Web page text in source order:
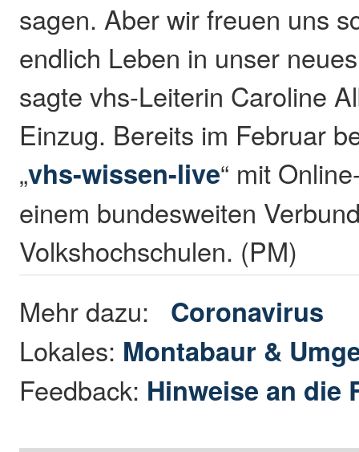
sagen. Aber wir freuen uns
endlich Leben in unser
sagte vhs-Leiterin Caroline
Einzug. Bereits im Februar
„vhs-wissen-live“ mit
einem bundesweiten
Volkshochschulen. (PM)
Mehr dazu: Coronavirus
Lokales: Montabaur &
Feedback: Hinweise an die